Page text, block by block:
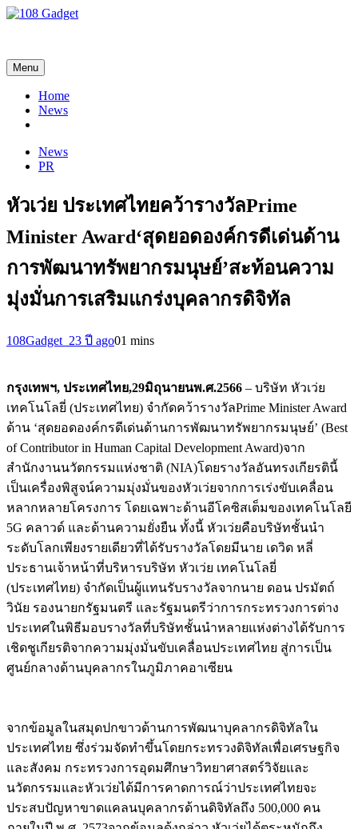
Menu
Home
News
News
PR
หัวเว่ย ประเทศไทยคว้ารางวัลPrime
Minister Award‘สุดยอดองค์กรดีเด่นด้าน
การพัฒนาทรัพยากรมนุษย์’สะท้อนความ
มุ่งมั่นการเสริมแกร่งบุคลากรดิจิทัล
108Gadget_23 ปี ago01 mins
กรุงเทพฯ, ประเทศไทย,29มิถุนายนพ.ศ.2566 – บริษัท หัวเว่ย
เทคโนโลยี่ (ประเทศไทย) จำกัดคว้ารางวัลPrime Minister Award
ด้าน ‘สุดยอดองค์กรดีเด่นด้านการพัฒนาทรัพยากรมนุษย์’ (Best
of Contributor in Human Capital Development Award)จาก
สำนักงานนวัตกรรมแห่งชาติ (NIA)โดยรางวัลอันทรงเกียรตินี้
เป็นเครื่องพิสูจน์ความมุ่งมั่นของหัวเว่ยจากการเร่งขับเคลื่อน
หลากหลายโครงการ โดยเฉพาะด้านอีโคซิสเต็มของเทคโนโลยี
5G คลาวด์ และด้านความยั่งยืน ทั้งนี้ หัวเว่ยคือบริษัทชั้นนำ
ระดับโลกเพียงรายเดียวที่ได้รับรางวัลโดยมีนาย เดวิด หลี่
ประธานเจ้าหน้าที่บริหารบริษัท หัวเว่ย เทคโนโลยี่
(ประเทศไทย) จำกัดเป็นผู้แทนรับรางวัลจากนาย ดอน ปรมัตถ์
วินัย รองนายกรัฐมนตรี และรัฐมนตรีว่าการกระทรวงการต่าง
ประเทศในพิธีมอบรางวัลที่บริษัทชั้นนำหลายแห่งต่างได้รับการ
เชิดชูเกียรติจากความมุ่งมั่นขับเคลื่อนประเทศไทย สู่การเป็น
ศูนย์กลางด้านบุคลากรในภูมิภาคอาเซียน
จากข้อมูลในสมุดปกขาวด้านการพัฒนาบุคลากรดิจิทัลใน
ประเทศไทย ซึ่งร่วมจัดทำขึ้นโดยกระทรวงดิจิทัลเพื่อเศรษฐกิจ
และสังคม กระทรวงการอุดมศึกษาวิทยาศาสตร์วิจัยและ
นวัตกรรมและหัวเว่ยได้มีการคาดการณ์ว่าประเทศไทยจะ
ประสบปัญหาขาดแคลนบุคลากรด้านดิจิทัลถึง 500,000 คน